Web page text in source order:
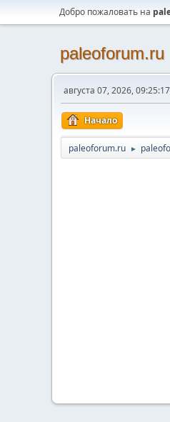
Добро пожаловать на
paleoforum.ru
августа 07, 2026, 09:25:17
Начало
paleoforum.ru ►